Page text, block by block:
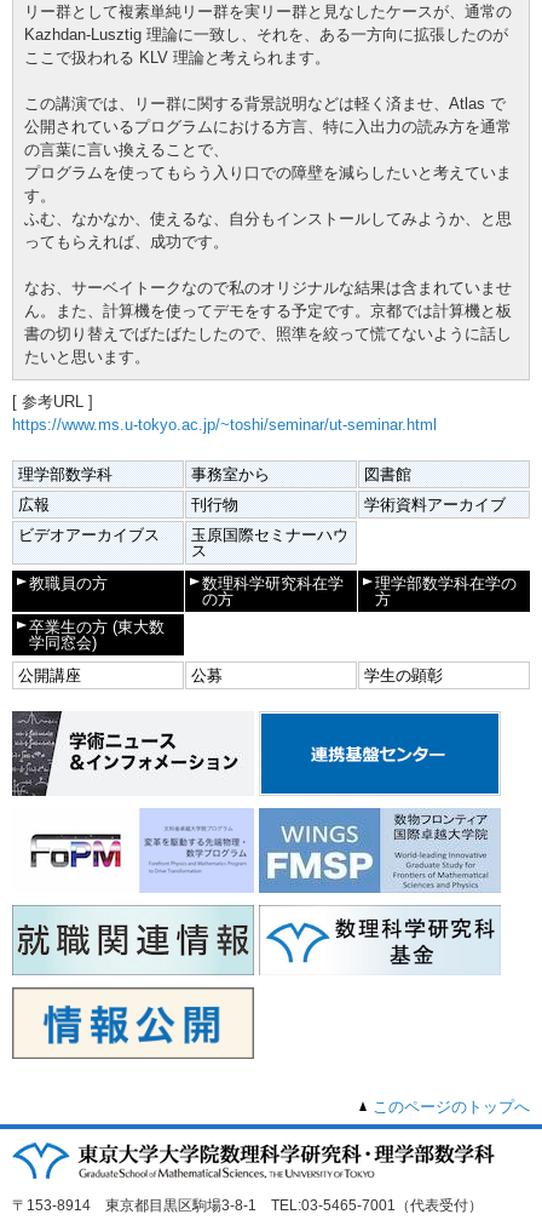
リー群として複素単純リー群を実リー群と見なしたケースが、通常の
Kazhdan-Lusztig 理論に一致し、それを、ある一方向に拡張したのが
ここで扱われる KLV 理論と考えられます。
この講演では、リー群に関する背景説明などは軽く済ませ、Atlas で
公開されているプログラムにおける方言、特に入出力の読み方を通常
の言葉に言い換えることで、
プログラムを使ってもらう入り口での障壁を減らしたいと考えていま
す。
ふむ、なかなか、使えるな、自分もインストールしてみようか、と思
ってもらえれば、成功です。
なお、サーベイトークなので私のオリジナルな結果は含まれていませ
ん。また、計算機を使ってデモをする予定です。京都では計算機と板
書の切り替えでばたばたしたので、照準を絞って慌てないように話し
たいと思います。
[ 参考URL ]
https://www.ms.u-tokyo.ac.jp/~toshi/seminar/ut-seminar.html
理学部数学科 事務室から
図書館
広報
刊行物
学術資料アーカイブ
ビデオアーカイブス
玉原国際セミナーハウ
ス
教職員の方
数理科学研究科在学
の方
理学部数学科在学の
方
卒業生の方 (東大数
学同窓会)
公開講座
公募 学生の顕彰
このページのトップへ
〒153-8914 東京都目黒区駒場3-8-1 TEL:03-5465-7001（代表受付）